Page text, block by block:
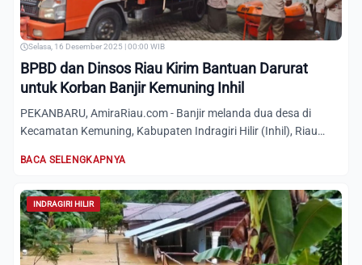
Selasa, 16 Desember 2025 | 00:00 WIB
BPBD dan Dinsos Riau Kirim Bantuan Darurat
untuk Korban Banjir Kemuning Inhil
PEKANBARU, AmiraRiau.com - Banjir melanda dua desa di
Kecamatan Kemuning, Kabupaten Indragiri Hilir (Inhil), Riau
BACA SELENGKAPNYA
INDRAGIRI HILIR